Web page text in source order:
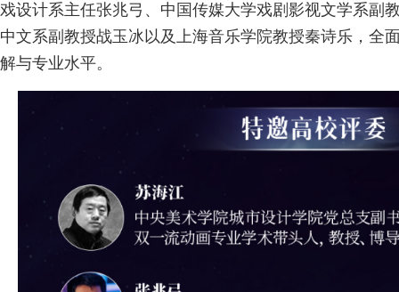
戏设计系主任张兆弓、中国传媒大学戏剧影视文学系副
中文系副教授战玉冰以及上海音乐学院教授秦诗乐，全
解与专业水平。